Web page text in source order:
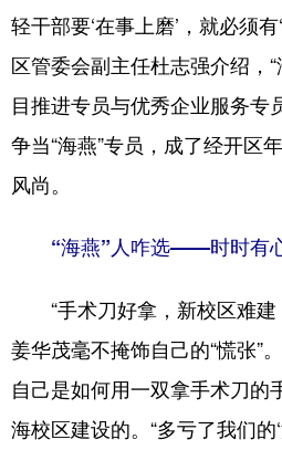
轻干部要‘在事上磨’，就必须
区管委会副主任杜志强介绍，
目推进专员与优秀企业服务专
争当“海燕”专员，成了经开区
风尚。
“海燕”人咋选——时时有
“手术刀好拿，新校区难建
姜华茂毫不掩饰自己的“慌张”
自己是如何用一双拿手术刀的
海校区建设的。“多亏了我们的